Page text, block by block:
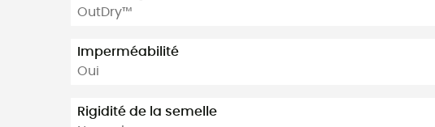
OutDry™
Imperméabilité
Oui
Rigidité de la semelle